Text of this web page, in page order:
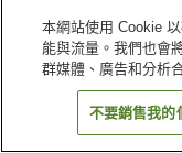
停車場
自動販賣機
日本 茨城縣
本網站使用 Cookie
能與流量。我們也會
群媒體、廣告和分析
不要銷售我的